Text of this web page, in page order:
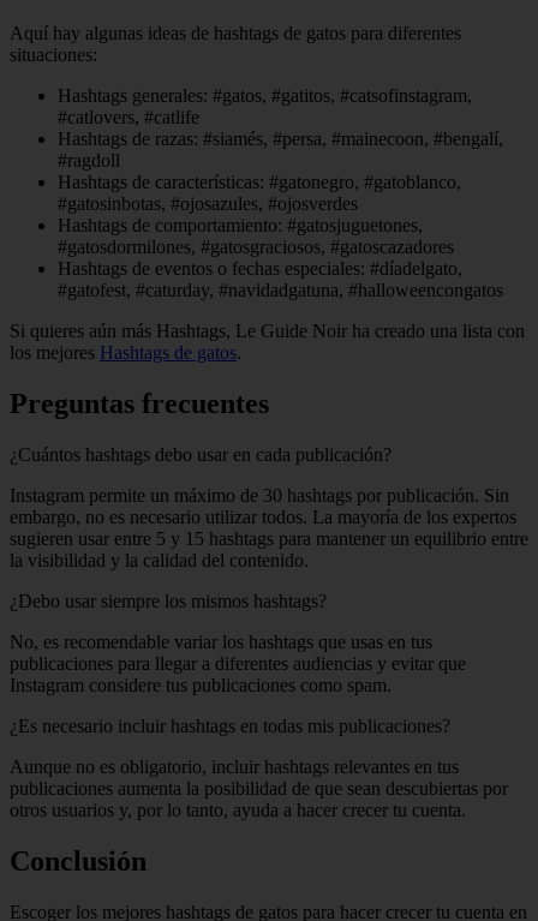
Aquí hay algunas ideas de hashtags de gatos para diferentes
situaciones:
Hashtags generales: #gatos, #gatitos, #catsofinstagram,
#catlovers, #catlife
Hashtags de razas: #siamés, #persa, #mainecoon, #bengalí,
#ragdoll
Hashtags de características: #gatonegro, #gatoblanco,
#gatosinbotas, #ojosazules, #ojosverdes
Hashtags de comportamiento: #gatosjuguetones,
#gatosdormilones, #gatosgraciosos, #gatoscazadores
Hashtags de eventos o fechas especiales: #díadelgato,
#gatofest, #caturday, #navidadgatuna, #halloweencongatos
Si quieres aún más Hashtags, Le Guide Noir ha creado una lista con
los mejores Hashtags de gatos.
Preguntas frecuentes
¿Cuántos hashtags debo usar en cada publicación?
Instagram permite un máximo de 30 hashtags por publicación. Sin
embargo, no es necesario utilizar todos. La mayoría de los expertos
sugieren usar entre 5 y 15 hashtags para mantener un equilibrio entre
la visibilidad y la calidad del contenido.
¿Debo usar siempre los mismos hashtags?
No, es recomendable variar los hashtags que usas en tus
publicaciones para llegar a diferentes audiencias y evitar que
Instagram considere tus publicaciones como spam.
¿Es necesario incluir hashtags en todas mis publicaciones?
Aunque no es obligatorio, incluir hashtags relevantes en tus
publicaciones aumenta la posibilidad de que sean descubiertas por
otros usuarios y, por lo tanto, ayuda a hacer crecer tu cuenta.
Conclusión
Escoger los mejores hashtags de gatos para hacer crecer tu cuenta en